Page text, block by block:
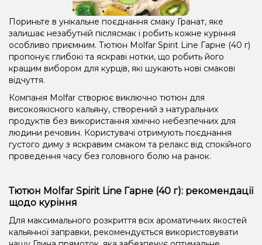
Пориньте в унікальне поєднання смаку Гранат, яке
залишає незабутній післясмак і робить кожне куріння
особливо приємним. Тютюн Molfar Spirit Line Гарне (40 г)
пропонує глибокі та яскраві нотки, що робить його
кращим вибором для курців, які шукають нові смакові
відчуття.
Компанія Molfar створює виключно тютюн для
високоякісного кальяну, створений з натуральних
продуктів без використання хімічно небезпечних для
людини речовин. Користувачі отримують поєднання
густого диму з яскравим смаком та релакс від спокійного
проведення часу без головного болю на ранок.
Тютюн Molfar Spirit Line Гарне (40 г): рекомендації
щодо куріння
Для максимального розкриття всіх ароматичних якостей
кальянної заправки, рекомендується використовувати